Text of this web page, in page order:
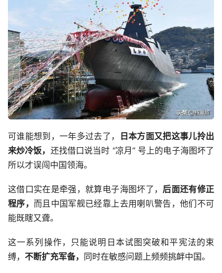
可谁能想到，一年多过去了，
日本方面又把这事儿拎出
来炒冷饭， 还找借口说当时 “凉月” 号上的电子海图坏了
所以才误闯中国领海。
这借口实在是牵强，就算电子海图坏了， 后面还有修正
程序， 而且中国军舰已经靠上去用喇叭警告，他们不可
能既瞎又聋。
这一系列操作，只能说明日本试图突破和平宪法的束
缚， 不断扩充军备， 同时在敏感问题上频频挑衅中国。